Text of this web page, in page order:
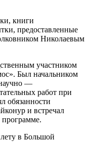
книги
предоставленные
Николаевым
участником
Был начальником
—
работ при
обязанности
и встречал
программе.
в Большой